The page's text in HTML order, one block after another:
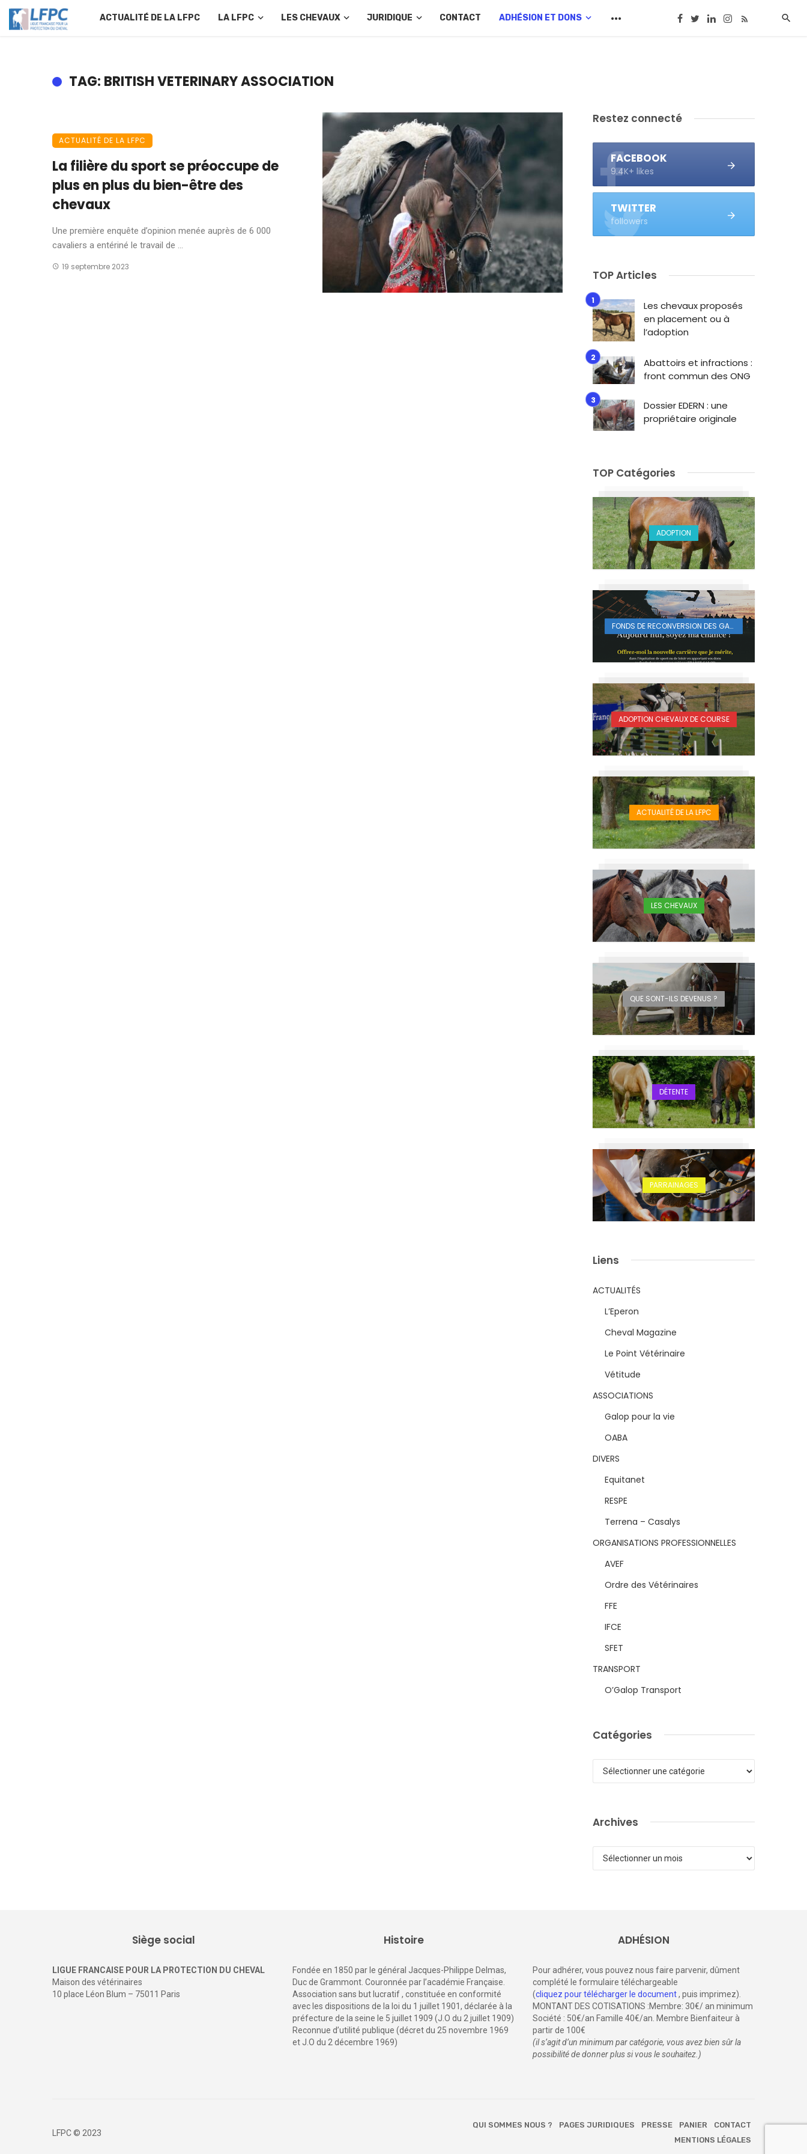
ACTUALITÉ DE LA LFPC LA LFPC LES CHEVAUX JURIDIQUE CONTACT ADHÉSION ET DONS
TAG: BRITISH VETERINARY ASSOCIATION
ACTUALITÉ DE LA LFPC
La filière du sport se préoccupe de
plus en plus du bien-être des
chevaux
Une première enquête d’opinion menée auprès de 6 000
cavaliers a entériné le travail de ...
19 septembre 2023
Restez connecté
FACEBOOK
9.4K+ likes
TWITTER
followers
TOP Articles
Les chevaux proposés
en placement ou à
l’adoption
Abattoirs et infractions :
front commun des ONG
Dossier EDERN : une
propriétaire originale
TOP Catégories
ADOPTION
FONDS DE RECONVERSION DES GALOPEURS
ADOPTION CHEVAUX DE COURSE
ACTUALITÉ DE LA LFPC
LES CHEVAUX
QUE SONT-ILS DEVENUS ?
DÉTENTE
PARRAINAGES
Liens
ACTUALITÉS
L’Eperon
Cheval Magazine
Le Point Vétérinaire
Vétitude
ASSOCIATIONS
Galop pour la vie
OABA
DIVERS
Equitanet
RESPE
Terrena – Casalys
ORGANISATIONS PROFESSIONNELLES
AVEF
Ordre des Vétérinaires
FFE
IFCE
SFET
TRANSPORT
O’Galop Transport
Catégories
Archives
Siège social
LIGUE FRANCAISE POUR LA PROTECTION DU CHEVAL
Maison des vétérinaires
10 place Léon Blum – 75011 Paris
Histoire
Fondée en 1850 par le général Jacques-Philippe Delmas,
Duc de Grammont. Couronnée par l’académie Française.
Association sans but lucratif , constituée en conformité
avec les dispositions de la loi du 1 juillet 1901, déclarée à la
préfecture de la seine le 5 juillet 1909 (J.O du 2 juillet 1909)
Reconnue d’utilité publique (décret du 25 novembre 1969
et J.O du 2 décembre 1969)
ADHÉSION
Pour adhérer, vous pouvez nous faire parvenir, dûment
complété le formulaire téléchargeable
(cliquez pour télécharger le document, puis imprimez).
MONTANT DES COTISATIONS :Membre: 30€/ an minimum
Société : 50€/an Famille 40€/an. Membre Bienfaiteur à
partir de 100€
(il s’agit d’un minimum par catégorie, vous avez bien sûr la
possibilité de donner plus si vous le souhaitez.)
LFPC © 2023
QUI SOMMES NOUS ? PAGES JURIDIQUES PRESSE PANIER
CONTACT
MENTIONS LÉGALES